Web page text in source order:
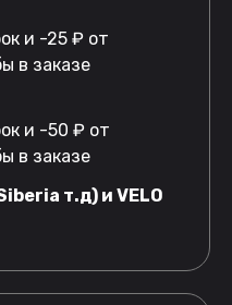
и -25 ₽ от
в заказе
и -50 ₽ от
в заказе
т.д) и VELO